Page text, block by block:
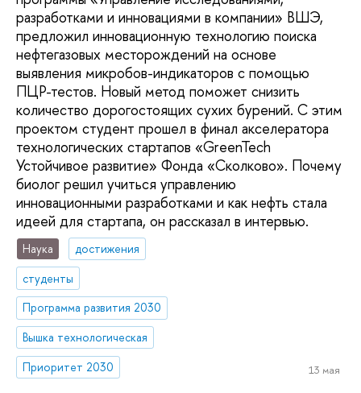
разработками и инновациями в компании» ВШЭ,
предложил инновационную технологию поиска
нефтегазовых месторождений на основе
выявления микробов-индикаторов с помощью
ПЦР-тестов. Новый метод поможет снизить
количество дорогостоящих сухих бурений. С этим
проектом студент прошел в финал акселератора
технологических стартапов «GreenTech
Устойчивое развитие» Фонда «Сколково». Почему
биолог решил учиться управлению
инновационными разработками и как нефть стала
идеей для стартапа, он рассказал в интервью.
Наука
достижения
студенты
Программа развития 2030
Вышка технологическая
Приоритет 2030
13 мая